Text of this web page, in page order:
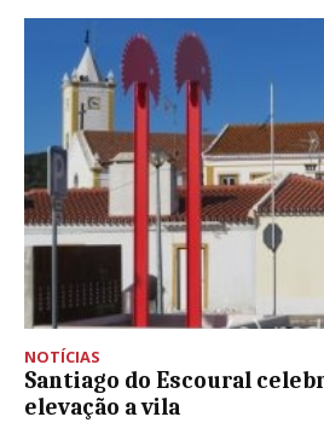
NOTÍCIAS
Santiago do Escoural
elevação a vila